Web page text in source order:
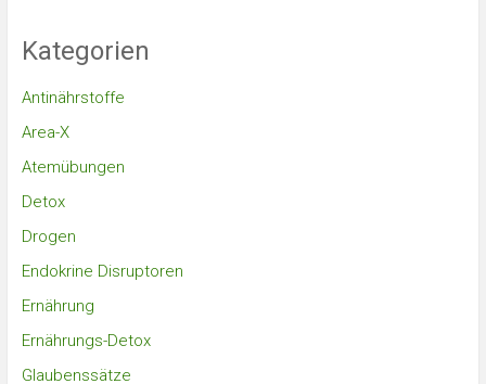
Kategorien
Antinährstoffe
Area-X
Atemübungen
Detox
Drogen
Endokrine Disruptoren
Ernährung
Ernährungs-Detox
Glaubenssätze